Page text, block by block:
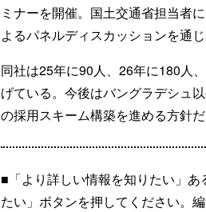
ミナーを開催。国土交通省担当者
よるパネルディスカッションを通
同社は25年に90人、26年に180人
げている。今後はバングラデシュ
の採用スキーム構築を進める方針だ
■「より詳しい情報を知りたい」
たい」ボタンを押してください。